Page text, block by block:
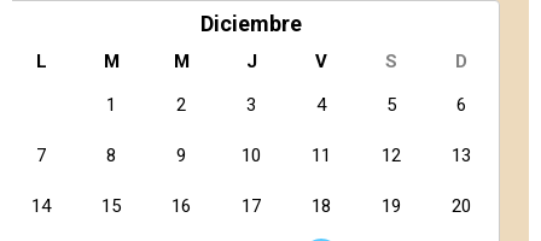
Diciembre
L M M J V S
D
1
2 3 4 5 6
7 8 9 10 11 12 13
14 15 16 17 18 19 20